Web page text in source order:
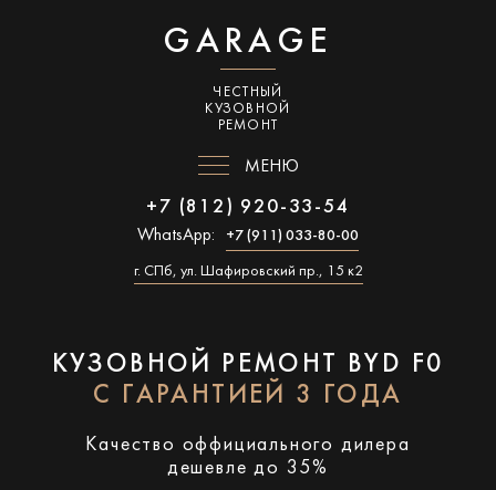
GARAGE
ЧЕСТНЫЙ
КУЗОВНОЙ
РЕМОНТ
МЕНЮ
+7 (812) 920-33-54
WhatsApp: +7 (911) 033-80-00
г. СПб, ул. Шафировский пр., 15 к2
КУЗОВНОЙ РЕМОНТ BYD F0
С ГАРАНТИЕЙ 3 ГОДА
Качество оффициального дилера
дешевле до 35%